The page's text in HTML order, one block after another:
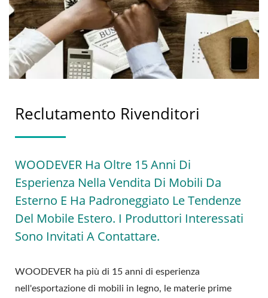
Reclutamento Rivenditori
WOODEVER Ha Oltre 15 Anni Di
Esperienza Nella Vendita Di Mobili Da
Esterno E Ha Padroneggiato Le Tendenze
Del Mobile Estero. I Produttori Interessati
Sono Invitati A Contattare.
WOODEVER ha più di 15 anni di esperienza
nell'esportazione di mobili in legno, le materie prime